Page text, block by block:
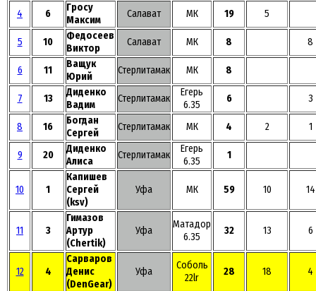
4 6
Гросу
Максим
Салават МК 19 5
5 10
Федосеев
Виктор
Салават МК 8 8
6 11
Ващук
Юрий
Стерлитамак МК 8
7 13
Диденко
Вадим
Стерлитамак
Егерь
6.35
6 3
8 16
Богдан
Сергей
Стерлитамак МК 4 2 1
9 20
Диденко
Алиса
Стерлитамак
Егерь
6.35
1
10 1
Капишев
Сергей
(ksv)
Уфа МК 59 10 14
11 3
Гимазов
Артур
(Chertik)
Уфа
Матадор
6.35
32 13 6
12 4
Сарваров
Денис
(DenGear)
Уфа
Соболь
22lr
28 18 4